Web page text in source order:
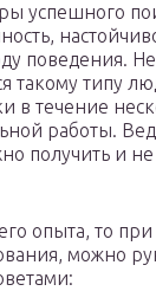
успешного
поведения.
такому типу
в течение
работы.
получить и
опыта, то
можно